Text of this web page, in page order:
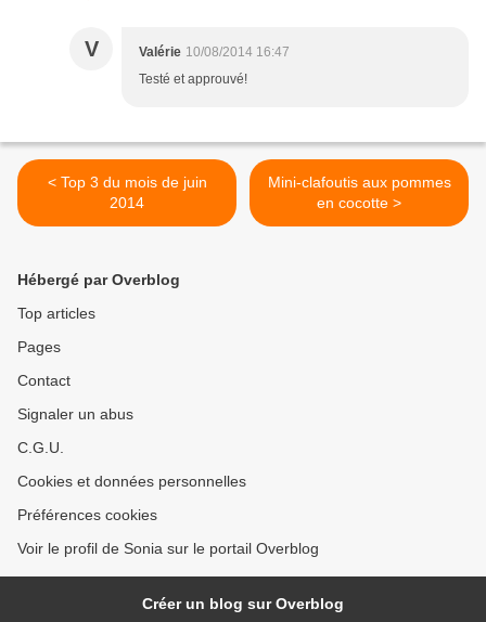
V Valérie 10/08/2014 16:47
Testé et approuvé!
< Top 3 du mois de juin
2014
Mini-clafoutis aux pommes
en cocotte >
Hébergé par Overblog
Top articles
Pages
Contact
Signaler un abus
C.G.U.
Cookies et données personnelles
Préférences cookies
Voir le profil de Sonia sur le portail Overblog
Créer un blog sur Overblog